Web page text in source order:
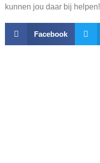
kunnen jou daar bij helpen!
Facebook